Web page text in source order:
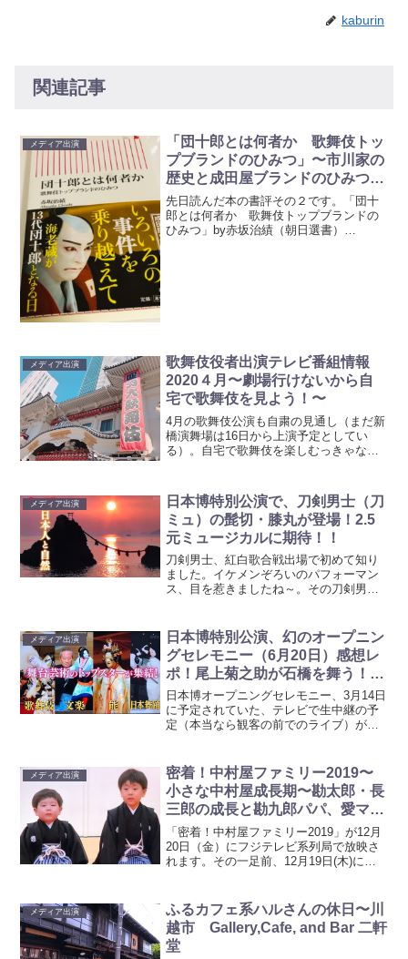
kaburin
関連記事
メディア出演
「団十郎とは何者か 歌舞伎トッ
プブランドのひみつ」〜市川家の
歴史と成田屋ブランドのひみつと
は？〜【書評】その2
先日読んだ本の書評その２です。「団十
郎とは何者か 歌舞伎トップブランドの
ひみつ」by赤坂治績（朝日選書）
メディア出演
歌舞伎役者出演テレビ番組情報
2020４月〜劇場行けないから自
宅で歌舞伎を見よう！〜
4月の歌舞伎公演も自粛の見通し（まだ新
橋演舞場は16日から上演予定としてい
る）。自宅で歌舞伎を楽しむっきゃない
にご紹介、情報はどんどん追記していき
ます。放送時間や内容は...
メディア出演
日本博特別公演で、刀剣男士（刀
ミュ）の髭切・膝丸が登場！2.5
元ミュージカルに期待！！
刀剣男士、紅白歌合戦出場で初めて知り
ました。イケメンぞろいのパフォーマン
ス、目を惹きましたね～。その刀剣男士
ことですが、日本博オープニングセレモ
ニーは、中止となりました...
メディア出演
日本博特別公演、幻のオープニン
グセレモニー（6月20日）感想レ
ポ！尾上菊之助が石橋を舞う！追
記6/20
日本博オープニングセレモニー、3月14日
に予定されていた、テレビで生中継の予
定（本当なら観客の前でのライブ）が、
ビ放映されることがわかりました。
(adsbygoogl...
メディア出演
密着！中村屋ファミリー2019〜
小さな中村屋成長期〜勘太郎・長
三郎の成長と勘九郎パパ、愛ママ
の奮闘！見逃した方はこちら！
「密着！中村屋ファミリー2019」が12月
20日（金）にフジテレビ系列局で放映さ
れます。その一足前、12月19日(木)に、
ー“小さな中村屋”成長記イッキ見せSP」
も放映...
メディア出演
ふるカフェ系ハルさんの休日〜川
越市 Gallery,Cafe, and Bar 二軒
堂